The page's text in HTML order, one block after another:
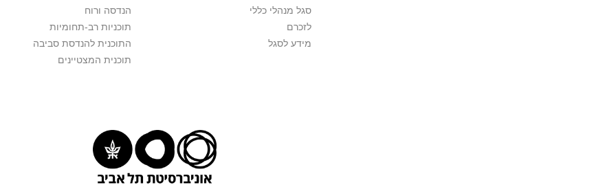
סגל מנהלי כללי
לזכרם
מידע לסגל
הנדסה ורוח
תוכניות רב-תחומיות
התוכנית להנדסת סביבה
תוכנית המצטיינים